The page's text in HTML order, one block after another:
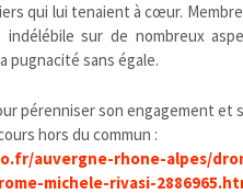
Pharmacovigilance, produits et
dispositifs de santé, vaccins
Population à risque
Rayonnements
Santé publique
qui lui tenaient à cœur. Membre
sur de nombreux
pugnacité sans égale.
pérenniser son engagement et
hors du commun :
auvergne-rhone-alpes/
michele-rivasi-